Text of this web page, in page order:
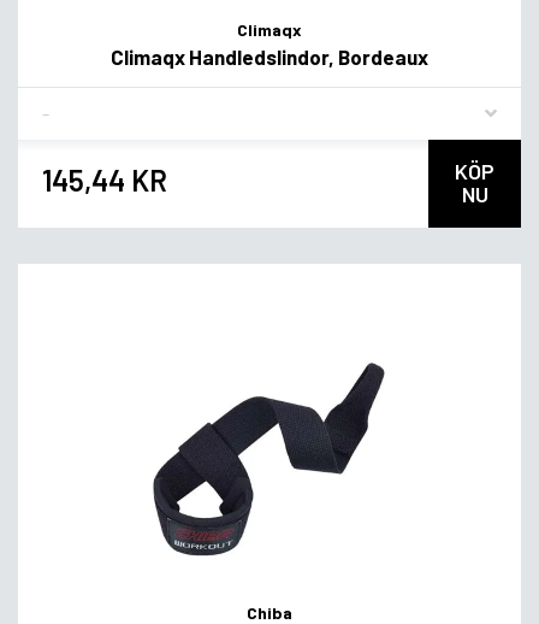
Climaqx
Climaqx Handledslindor, Bordeaux
145,44 KR
KÖP
NU
Chiba